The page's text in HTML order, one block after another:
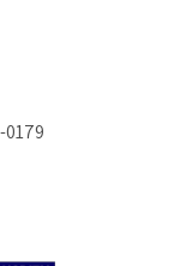
0179